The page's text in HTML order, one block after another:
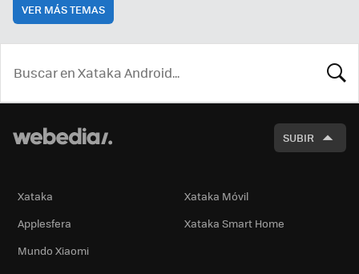
VER MÁS TEMAS
SUBIR
Xataka
Xataka Móvil
Applesfera
Xataka Smart Home
Mundo Xiaomi